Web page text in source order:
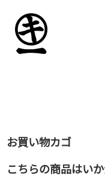
お買い物カゴ
こちらの商品はい